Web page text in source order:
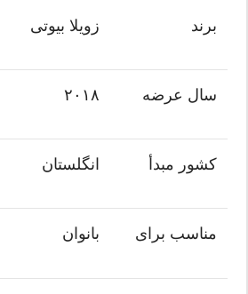
برند زویلا بیوتی
سال عرضه ۲۰۱۸
کشور مبدأ انگلستان
مناسب برای بانوان